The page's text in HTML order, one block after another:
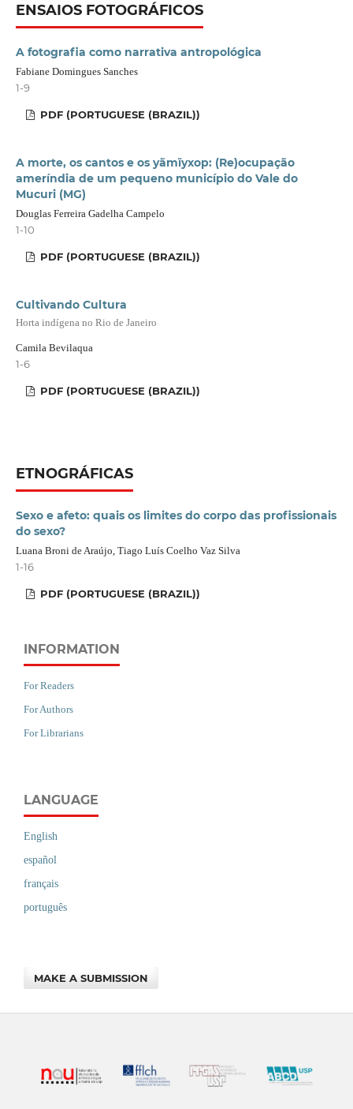
ENSAIOS FOTOGRÁFICOS
A fotografia como narrativa antropológica
Fabiane Domingues Sanches
1-9
PDF (PORTUGUESE (BRAZIL))
A morte, os cantos e os yãmĩyxop: (Re)ocupação
ameríndia de um pequeno município do Vale do
Mucuri (MG)
Douglas Ferreira Gadelha Campelo
1-10
PDF (PORTUGUESE (BRAZIL))
Cultivando Cultura
Horta indígena no Rio de Janeiro
Camila Bevilaqua
1-6
PDF (PORTUGUESE (BRAZIL))
ETNOGRÁFICAS
Sexo e afeto: quais os limites do corpo das profissionais
do sexo?
Luana Broni de Araújo, Tiago Luís Coelho Vaz Silva
1-16
PDF (PORTUGUESE (BRAZIL))
INFORMATION
For Readers
For Authors
For Librarians
LANGUAGE
English
español
français
português
MAKE A SUBMISSION